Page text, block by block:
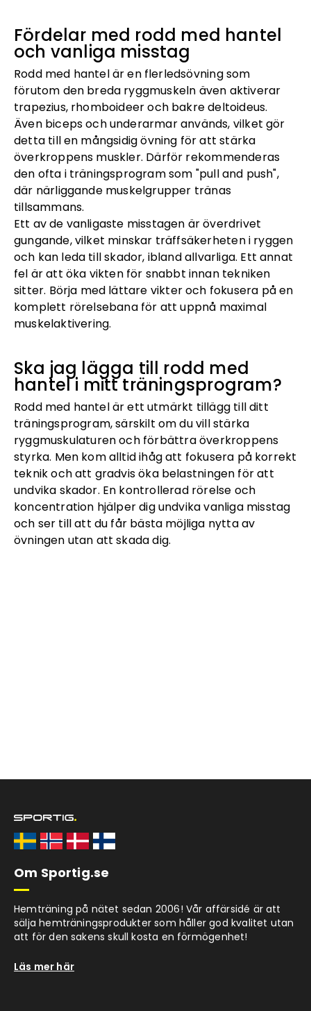
Fördelar med rodd med hantel
och vanliga misstag
Rodd med hantel är en flerledsövning som
förutom den breda ryggmuskeln även aktiverar
trapezius, rhomboideer och bakre deltoideus.
Även biceps och underarmar används, vilket gör
detta till en mångsidig övning för att stärka
överkroppens muskler. Därför rekommenderas
den ofta i träningsprogram som "pull and push",
där närliggande muskelgrupper tränas
tillsammans.
Ett av de vanligaste misstagen är överdrivet
gungande, vilket minskar träffsäkerheten i ryggen
och kan leda till skador, ibland allvarliga. Ett annat
fel är att öka vikten för snabbt innan tekniken
sitter. Börja med lättare vikter och fokusera på en
komplett rörelsebana för att uppnå maximal
muskelaktivering.
Ska jag lägga till rodd med
hantel i mitt träningsprogram?
Rodd med hantel är ett utmärkt tillägg till ditt
träningsprogram, särskilt om du vill stärka
ryggmuskulaturen och förbättra överkroppens
styrka. Men kom alltid ihåg att fokusera på korrekt
teknik och att gradvis öka belastningen för att
undvika skador. En kontrollerad rörelse och
koncentration hjälper dig undvika vanliga misstag
och ser till att du får bästa möjliga nytta av
övningen utan att skada dig.
Om Sportig.se
Hemträning på nätet sedan 2006! Vår affärsidé är att
sälja hemträningsprodukter som håller god kvalitet utan
att för den sakens skull kosta en förmögenhet!
Läs mer här